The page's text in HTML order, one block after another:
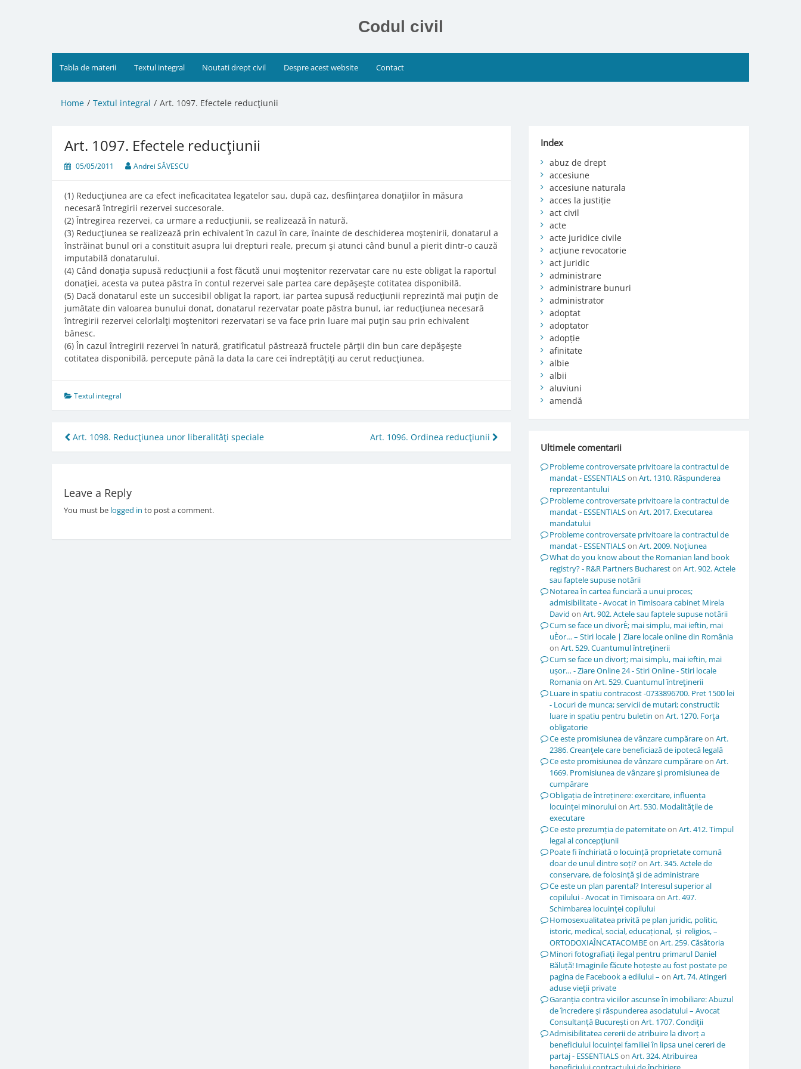
Codul civil
Tabla de materii Textul integral Noutati drept civil Despre acest website Contact
Home Textul integral Art. 1097. Efectele reducţiunii
Art. 1097. Efectele reducţiunii
05/05/2011 Andrei SĂVESCU
(1) Reducţiunea are ca efect ineficacitatea legatelor sau, după caz, desfiinţarea donaţiilor în măsura
necesară întregirii rezervei succesorale.
(2) Întregirea rezervei, ca urmare a reducţiunii, se realizează în natură.
(3) Reducţiunea se realizează prin echivalent în cazul în care, înainte de deschiderea moştenirii, donatarul a
înstrăinat bunul ori a constituit asupra lui drepturi reale, precum şi atunci când bunul a pierit dintr-o cauză
imputabilă donatarului.
(4) Când donaţia supusă reducţiunii a fost făcută unui moştenitor rezervatar care nu este obligat la raportul
donaţiei, acesta va putea păstra în contul rezervei sale partea care depăşeşte cotitatea disponibilă.
(5) Dacă donatarul este un succesibil obligat la raport, iar partea supusă reducţiunii reprezintă mai puţin de
jumătate din valoarea bunului donat, donatarul rezervatar poate păstra bunul, iar reducţiunea necesară
întregirii rezervei celorlalţi moştenitori rezervatari se va face prin luare mai puţin sau prin echivalent
bănesc.
(6) În cazul întregirii rezervei în natură, gratificatul păstrează fructele părţii din bun care depăşeşte
cotitatea disponibilă, percepute până la data la care cei îndreptăţiţi au cerut reducţiunea.
Textul integral
Post
navigation
Art. 1098. Reducţiunea unor liberalităţi speciale Art. 1096. Ordinea reducţiunii
Leave a Reply
You must be logged in to post a comment.
Index
abuz de drept
accesiune
accesiune naturala
acces la justiție
act civil
acte
acte juridice civile
acțiune revocatorie
act juridic
administrare
administrare bunuri
administrator
adoptat
adoptator
adopție
afinitate
albie
albii
aluviuni
amendă
Ultimele comentarii
Probleme controversate privitoare la contractul de
mandat - ESSENTIALSon Art. 1310. Răspunderea
reprezentantului
Probleme controversate privitoare la contractul de
mandat - ESSENTIALSon Art. 2017. Executarea
mandatului
Probleme controversate privitoare la contractul de
mandat - ESSENTIALSon Art. 2009. Noţiunea
What do you know about the Romanian land book
registry? - R&R Partners Buchareston Art. 902. Actele
sau faptele supuse notării
Notarea în cartea funciară a unui proces;
admisibilitate - Avocat in Timisoara cabinet Mirela
David on Art. 902. Actele sau faptele supuse notării
Cum se face un divorÈ; mai simplu, mai ieftin, mai
uÈor… – Stiri locale | Ziare locale online din România
on Art. 529. Cuantumul întreţinerii
Cum se face un divorț; mai simplu, mai ieftin, mai
ușor… - Ziare Online 24 - Stiri Online - Stiri locale
Romaniaon Art. 529. Cuantumul întreţinerii
Luare in spatiu contracost -0733896700. Pret 1500 lei
- Locuri de munca; servicii de mutari; constructii;
luare in spatiu pentru buletin on Art. 1270. Forţa
obligatorie
Ce este promisiunea de vânzare cumpărareon Art.
2386. Creanţele care beneficiază de ipotecă legală
Ce este promisiunea de vânzare cumpărareon Art.
1669. Promisiunea de vânzare şi promisiunea de
cumpărare
Obligația de întreținere: exercitare, influența
locuinței minoruluion Art. 530. Modalităţile de
executare
Ce este prezumția de paternitateon Art. 412. Timpul
legal al concepţiunii
Poate fi închiriată o locuință proprietate comună
doar de unul dintre soți?on Art. 345. Actele de
conservare, de folosinţă şi de administrare
Ce este un plan parental? Interesul superior al
copilului - Avocat in Timisoaraon Art. 497.
Schimbarea locuinţei copilului
Homosexualitatea privită pe plan juridic, politic,
istoric, medical, social, educațional, și religios, –
ORTODOXIAÎNCATACOMBEon Art. 259. Căsătoria
Minori fotografiați ilegal pentru primarul Daniel
Băluță! Imaginile făcute hoțește au fost postate pe
pagina de Facebook a edilului – on Art. 74. Atingeri
aduse vieţii private
Garanția contra viciilor ascunse în imobiliare: Abuzul
de încredere și răspunderea asociatului – Avocat
Consultanță Bucureștion Art. 1707. Condiţii
Admisibilitatea cererii de atribuire la divorț a
beneficiului locuinței familiei în lipsa unei cereri de
partaj - ESSENTIALSon Art. 324. Atribuirea